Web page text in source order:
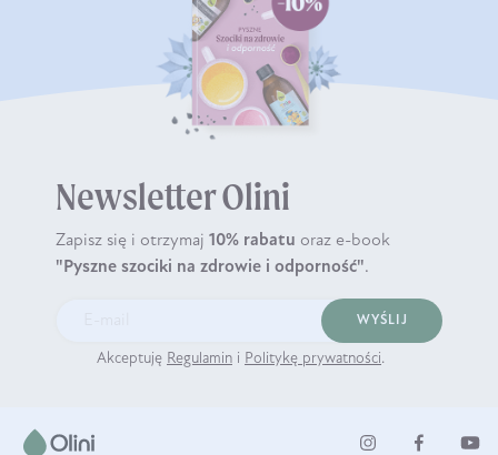
Newsletter Olini
Zapisz się i otrzymaj 10% rabatu oraz e-book
"Pyszne szociki na zdrowie i odporność".
WYŚLIJ
Akceptuję Regulamin i Politykę prywatności.